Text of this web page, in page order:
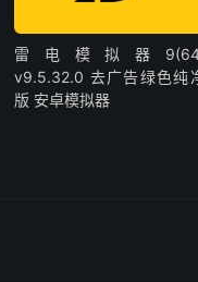
雷电模拟器
v9.5.32.0 去广告绿色纯
版 安卓模拟器